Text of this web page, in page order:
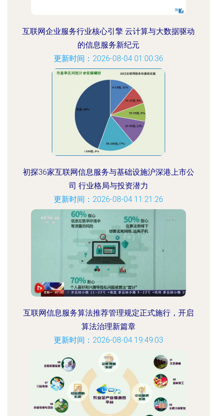
互联网企业服务行业核心引擎 云计算与大数据驱动
的信息服务新纪元
更新时间：2026-08-04 01:00:36
初探36家互联网信息服务与基础设施沪深港上市公
司 行业格局与投资潜力
更新时间：2026-08-04 11:21:26
互联网信息服务算法推荐管理规定正式施行，开启
算法治理新篇章
更新时间：2026-08-04 19:49:03